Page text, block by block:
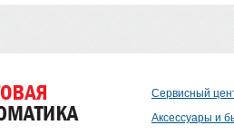
Сервисный
Аксессуары и